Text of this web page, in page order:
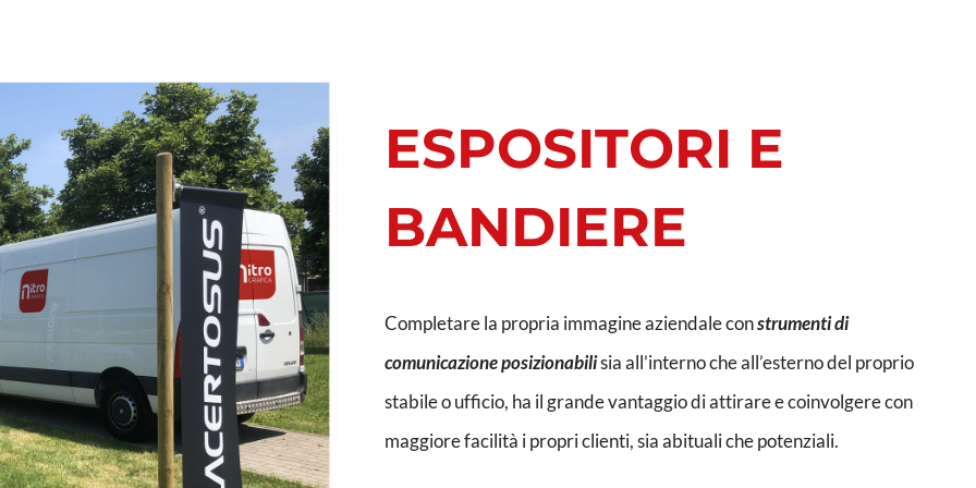
ESPOSITORI E
BANDIERE
Completare la propria immagine aziendale construmenti di
comunicazione posizionabilisia all’interno che all’esterno del proprio
stabile o ufficio, ha il grande vantaggio di attirare e coinvolgere con
maggiore facilità i propri clienti, sia abituali che potenziali.